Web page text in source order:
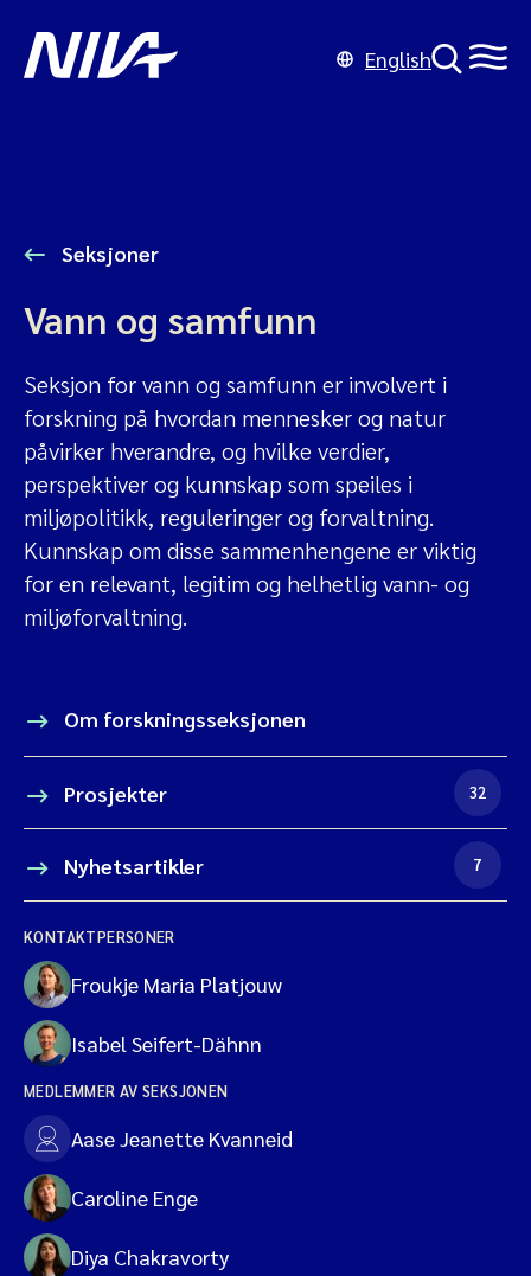
English
Seksjoner
Vann og samfunn
Seksjon for vann og samfunn er involvert i
forskning på hvordan mennesker og natur
påvirker hverandre, og hvilke verdier,
perspektiver og kunnskap som speiles i
miljøpolitikk, reguleringer og forvaltning.
Kunnskap om disse sammenhengene er viktig
for en relevant, legitim og helhetlig vann- og
miljøforvaltning.
Om forskningsseksjonen
Prosjekter 32
Nyhetsartikler 7
KONTAKTPERSONER
Froukje Maria Platjouw
Isabel Seifert-Dähnn
MEDLEMMER AV SEKSJONEN
Aase Jeanette Kvanneid
Caroline Enge
Diya Chakravorty